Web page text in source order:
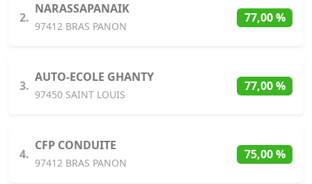
2.
NARASSAPANAIK
97412 BRAS PANON
77,00 %
3.
AUTO-ECOLE GHANTY
97450 SAINT LOUIS
77,00 %
4.
CFP CONDUITE
97412 BRAS PANON
75,00 %